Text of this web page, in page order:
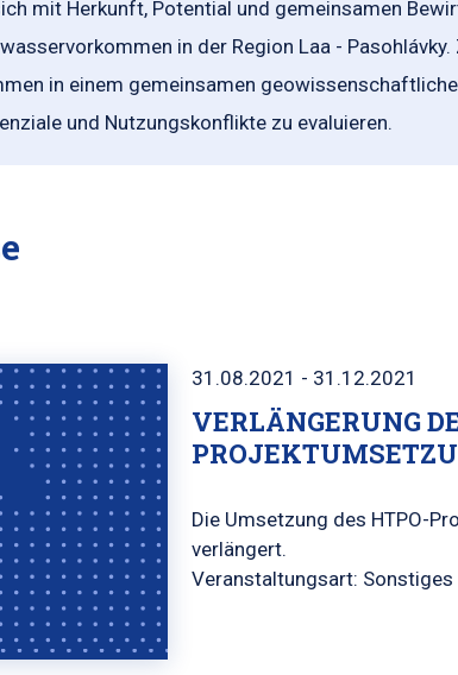
mit Herkunft, Potential und gemeinsamen
in der Region Laa -
in einem gemeinsamen
und Nutzungskonflikte zu evaluieren.
31.08.2021 - 31.12.2021
VERLÄNGERUNG
Die Umsetzung des HTPO-
verlängert.
Veranstaltungsart: Sonstiges